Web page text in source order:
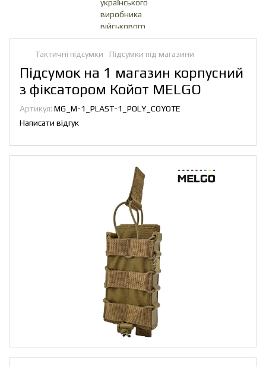
Тактичні підсумки Підсумки під магазини
Підсумок на 1 магазин корпусний
з фіксатором Койот MELGO
Артикул: MG_М-1_PLAST-1_POLY_COYOTE
Написати відгук